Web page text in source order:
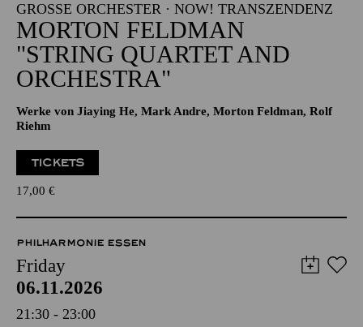
GROSSE ORCHESTER · NOW! TRANSZENDENZ
MORTON FELDMAN
"STRING QUARTET AND
ORCHESTRA"
Werke von Jiaying He, Mark Andre, Morton Feldman, Rolf
Riehm
TICKETS
17,00 €
PHILHARMONIE ESSEN
Friday
06.11.2026
21:30 - 23:00